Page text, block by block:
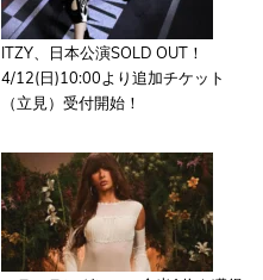
ITZY、日本公演SOLD OUT！
4/12(日)10:00より追加チケット
（立見）受付開始！